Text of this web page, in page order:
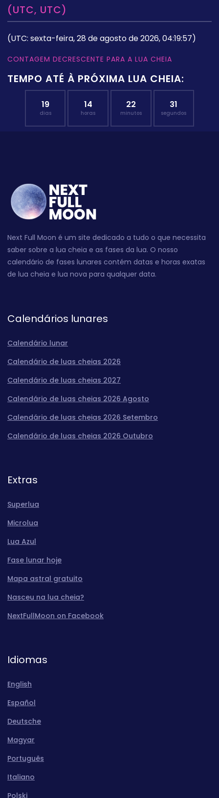
(UTC, UTC)
(UTC: sexta-feira, 28 de agosto de 2026, 04:19:57)
CONTAGEM DECRESCENTE PARA A LUA CHEIA
TEMPO ATÉ À PRÓXIMA LUA CHEIA:
19
dias
14
horas
22
minutos
30
segundos
Next Full Moon é um site dedicado a tudo o que necessita
saber sobre a lua cheia e as fases da lua. O nosso
calendário de fases lunares contém datas e horas exatas
de lua cheia e lua nova para qualquer data.
Calendários lunares
Calendário lunar
Calendário de luas cheias 2026
Calendário de luas cheias 2027
Calendário de luas cheias 2026 Agosto
Calendário de luas cheias 2026 Setembro
Calendário de luas cheias 2026 Outubro
Extras
Superlua
Microlua
Lua Azul
Fase lunar hoje
Mapa astral gratuito
Nasceu na lua cheia?
NextFullMoon on Facebook
Idiomas
English
Español
Deutsche
Magyar
Português
Italiano
Polski